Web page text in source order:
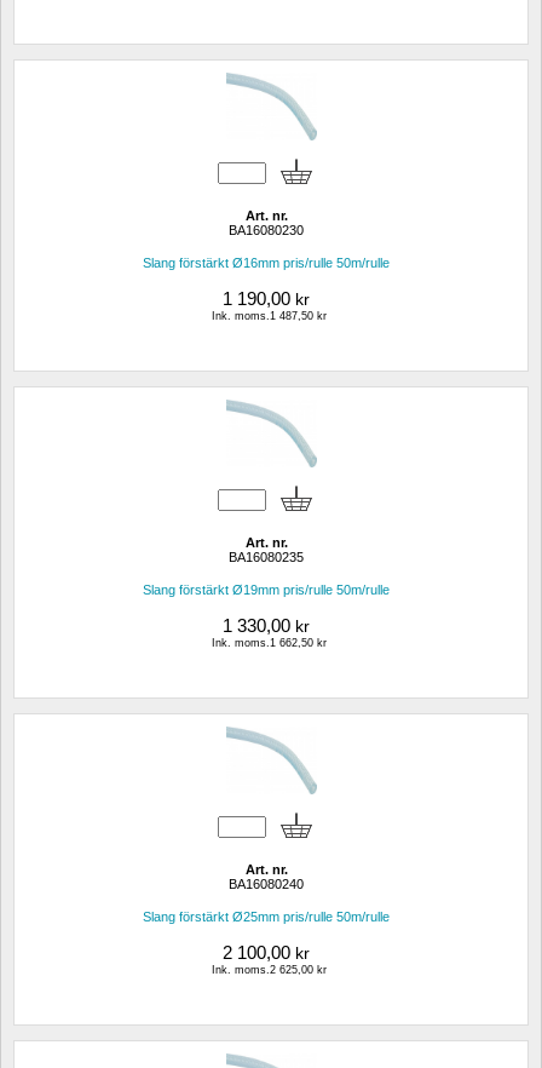
Art. nr.
BA16080230
Slang förstärkt Ø16mm pris/rulle 50m/rulle
1 190,00 kr
Ink. moms.1 487,50 kr
Art. nr.
BA16080235
Slang förstärkt Ø19mm pris/rulle 50m/rulle
1 330,00 kr
Ink. moms.1 662,50 kr
Art. nr.
BA16080240
Slang förstärkt Ø25mm pris/rulle 50m/rulle
2 100,00 kr
Ink. moms.2 625,00 kr